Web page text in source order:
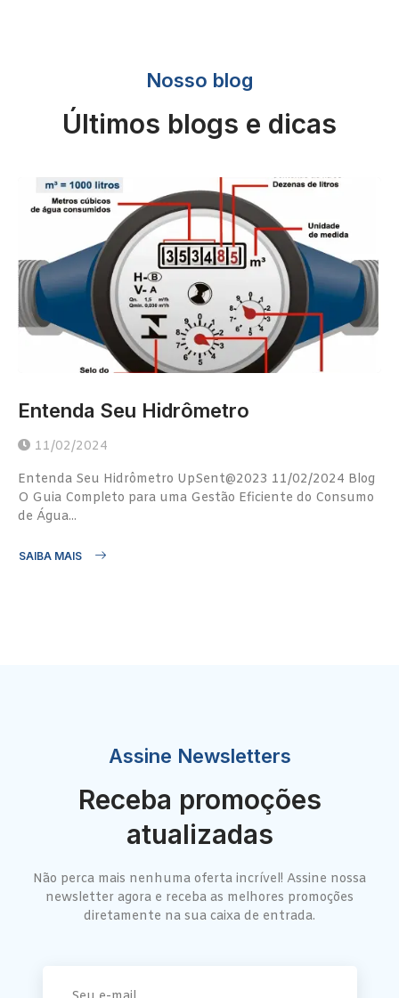
Nosso blog
Últimos blogs e dicas
Entenda Seu Hidrômetro
11/02/2024
Entenda Seu Hidrômetro UpSent@2023 11/02/2024 Blog
O Guia Completo para uma Gestão Eficiente do Consumo
de Água...
SAIBA MAIS
Assine Newsletters
Receba promoções
atualizadas
Não perca mais nenhuma oferta incrível! Assine nossa
newsletter agora e receba as melhores promoções
diretamente na sua caixa de entrada.